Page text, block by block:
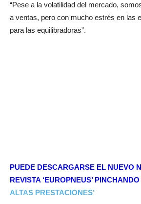
“Pese a la volatilidad del mercado,
a ventas, pero con mucho estrés en las
para las equilibradoras”.
PUEDE DESCARGARSE EL NUEVO
REVISTA ‘EUROPNEUS’
ALTAS PRESTACIONES’